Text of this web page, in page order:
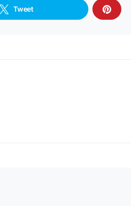
Tweet